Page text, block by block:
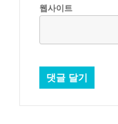
웹사이트